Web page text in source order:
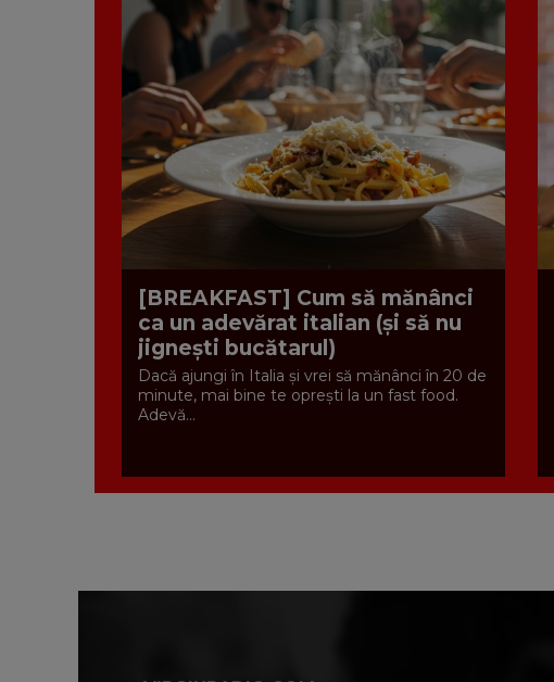
[BREAKFAST] Cum să mănânci
ca un adevărat italian (și să nu
jignești bucătarul)
Dacă ajungi în Italia și vrei să mănânci în 20 de
minute, mai bine te oprești la un fast food.
Adevă...